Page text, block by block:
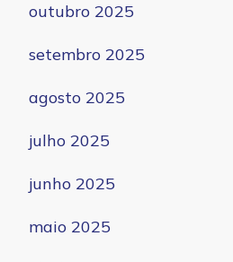
outubro 2025
setembro 2025
agosto 2025
julho 2025
junho 2025
maio 2025